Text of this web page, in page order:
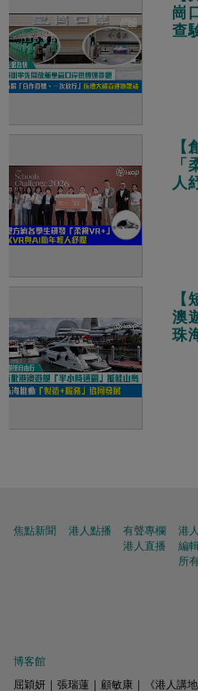
崗
查
人
澳
珠
焦點新聞 港人點播
有聲專欄
港人直播
港
編
所
博客館
屈穎妍
張瑞蓮 顧敏康 《港人講